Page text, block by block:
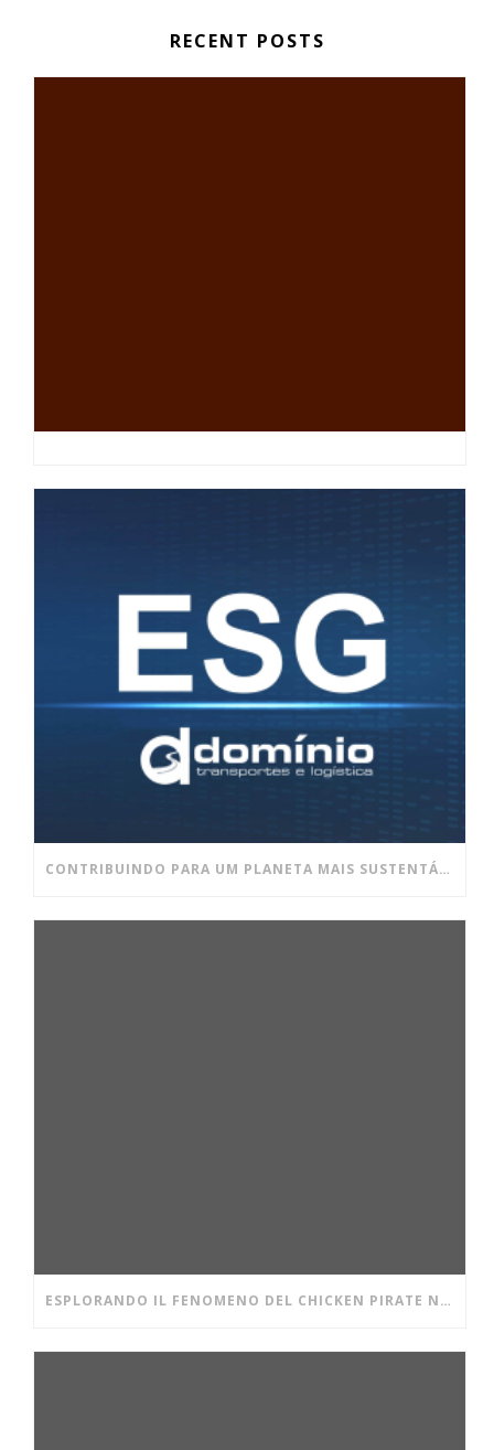
RECENT POSTS
CONTRIBUINDO PARA UM PLANETA MAIS SUSTENTÁVEL E UM AMBIENTE DE TRABALHO MAIS SAUDÁVEL!
ESPLORANDO IL FENOMENO DEL CHICKEN PIRATE NEI CASINÒ DIGITALI MODERNI